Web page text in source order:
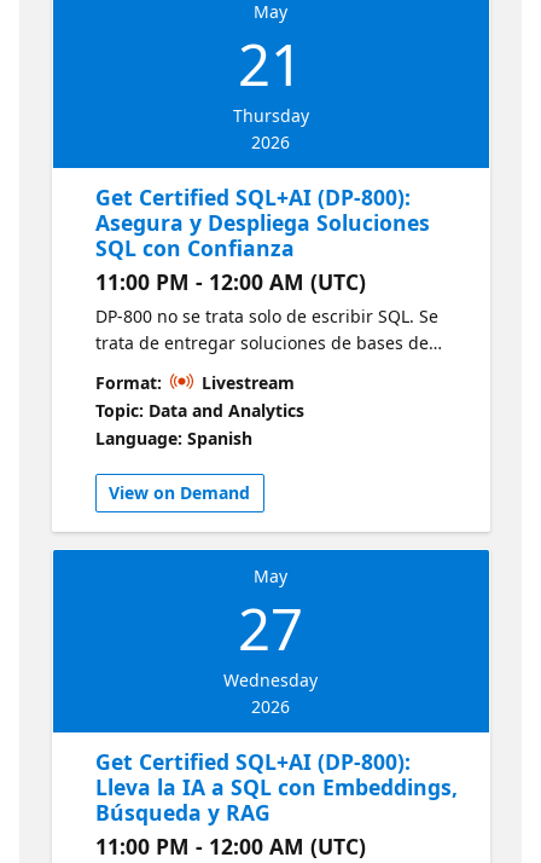
May
21
Thursday
2026
Get Certified SQL+AI (DP-800):
Asegura y Despliega Soluciones
SQL con Confianza
11:00 PM - 12:00 AM (UTC)
DP-800 no se trata solo de escribir SQL. Se
trata de entregar soluciones de bases de
datos que sean seguras, rápidas y listas para
producción en entornos de ingeniería
modernos. En esta sesión nos enfocaremos
en las prácticas de ingeniería que convierten
tu trabajo en SQL en soluciones reales y
productivas.
Format:
Livestream
Topic: Data and Analytics
Language: Spanish
View on Demand
May
27
Wednesday
2026
Get Certified SQL+AI (DP-800):
Lleva la IA a SQL con Embeddings,
Búsqueda y RAG
11:00 PM - 12:00 AM (UTC)